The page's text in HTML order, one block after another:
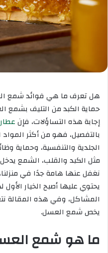
هل تعرف ما هي فوائد شمع
حماية الكبد من التليف بشمع
إجابة هذه التساؤلات، فإن
بالتفصيل، فهو من أكثر
الجلدية والتنفسية، وحماية
مثل الكبد والقلب، الشمع
نغفل عنها هامة جدًا في
يحتوي عليها أصبح الخيار
المشاكل، وفي هذه المقالة
يخص شمع العسل.
ما هو شمع